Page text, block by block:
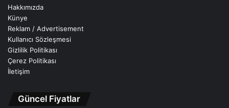
Hakkımızda
Künye
Reklam / Advertisement
Kullanıcı Sözleşmesi
Gizlilik Politikası
Çerez Politikası
İletişim
Güncel Fiyatlar